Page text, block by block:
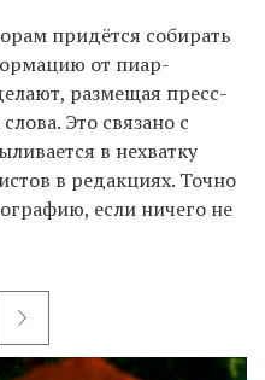
придётся собирать
от пиар-
размещая пресс-
Это связано с
в нехватку
в редакциях. Точно
если ничего не